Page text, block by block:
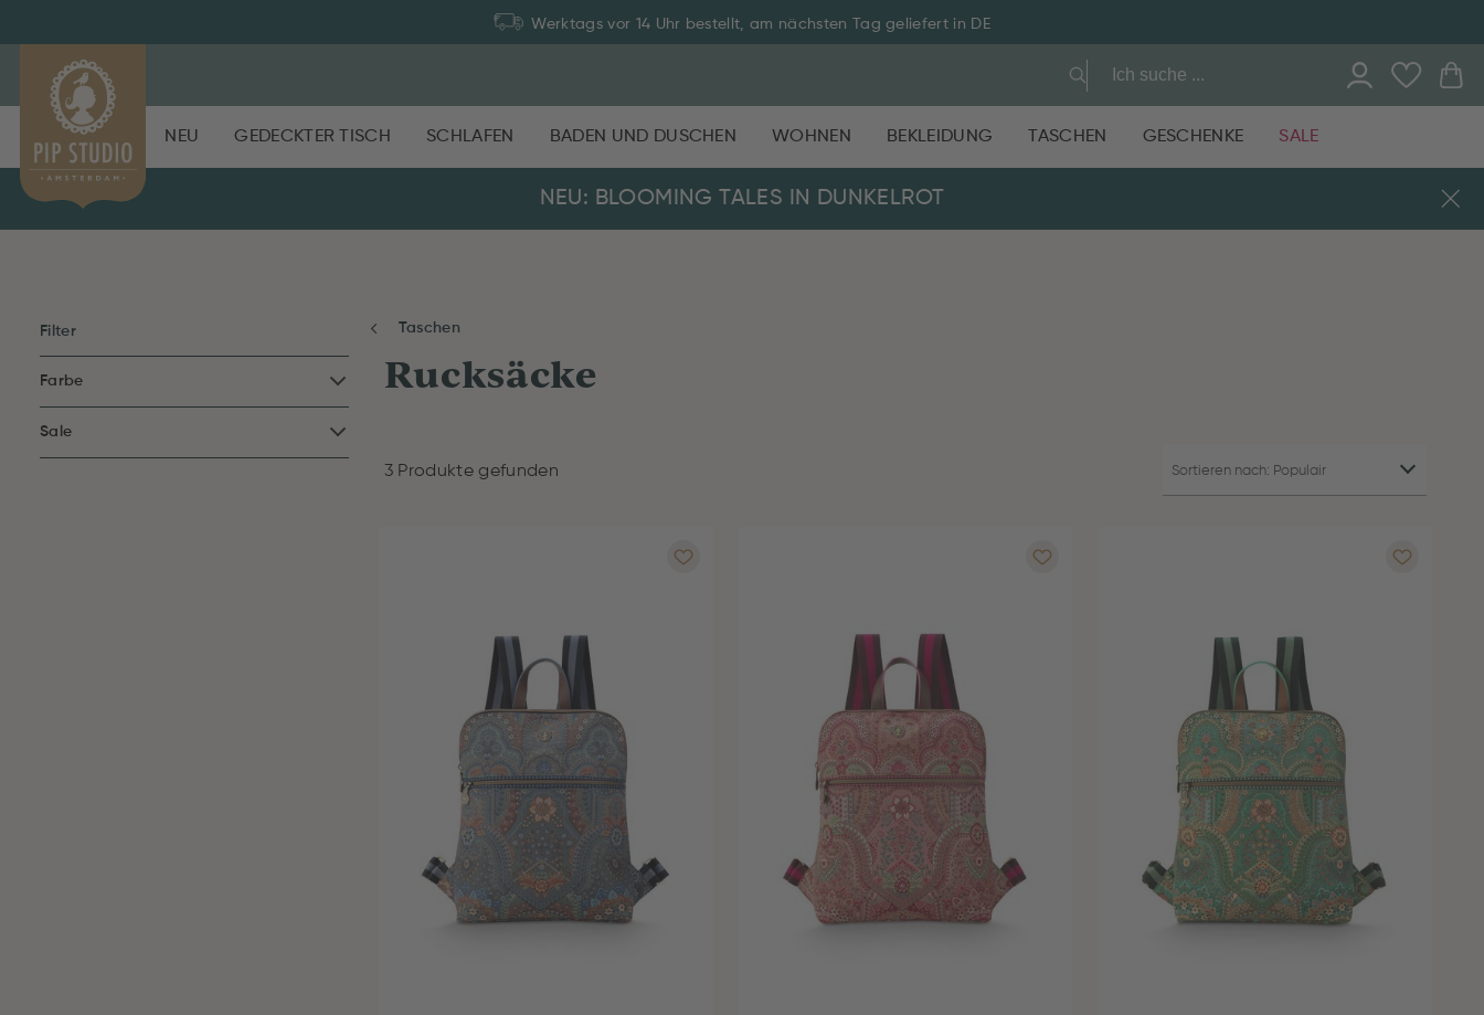
Werktags vor 14 Uhr bestellt, am nächsten Tag geliefert in DE
NEU GEDECKTER TISCH SCHLAFEN BADEN UND DUSCHEN WOHNEN BEKLEIDUNG TASCHEN GESCHENKE SALE
NEU: BLOOMING TALES IN DUNKELROT
Filter
Farbe
Sale
Taschen
Rucksäcke
3 Produkte gefunden